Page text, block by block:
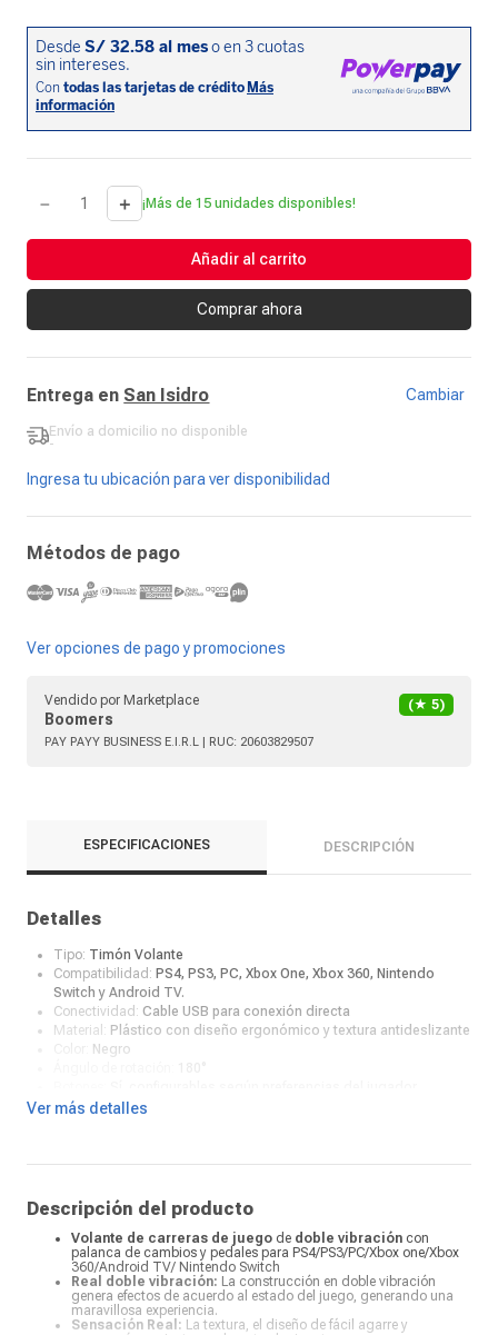
＋
－ ¡Más de 15 unidades disponibles!
Añadir al carrito
Comprar ahora
Entrega en San Isidro Cambiar
Envío a domicilio no disponible
-
Ingresa tu ubicación para ver disponibilidad
Métodos de pago
Ver opciones de pago y promociones
Vendido por Marketplace
Boomers
(★ 5)
PAY PAYY BUSINESS E.I.R.L | RUC: 20603829507
ESPECIFICACIONES DESCRIPCIÓN
Detalles
Tipo: Timón Volante
Compatibilidad: PS4, PS3, PC, Xbox One, Xbox 360, Nintendo
Switch y Android TV.
Conectividad: Cable USB para conexión directa
Material: Plástico con diseño ergonómico y textura antideslizante
Negro
Pedales incluidos:
durante la conducción
inmersiva
Montaje: Abrazaderas para una fijación estable en superficies
planas
Ver más detalles
Descripción del producto
Volante de carreras de juego de doble vibración con
palanca de cambios y pedales para PS4/PS3/PC/Xbox one/Xbox
360/Android TV/ Nintendo Switch
Real doble vibración: La construcción en doble vibración
genera efectos de acuerdo al estado del juego, generando una
maravillosa experiencia.
Sensación Real: La textura, el diseño de fácil agarre y